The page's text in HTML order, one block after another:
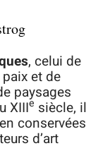
, celui de
et de
paysages
XIIIe siècle, il
conservées
d’art